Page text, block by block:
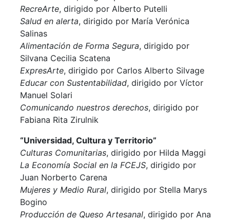
RecreArte, dirigido por Alberto Putelli
Salud en alerta, dirigido por María Verónica
Salinas
Alimentación de Forma Segura, dirigido por
Silvana Cecilia Scatena
ExpresArte, dirigido por Carlos Alberto Silvage
Educar con Sustentabilidad, dirigido por Víctor
Manuel Solari
Comunicando nuestros derechos, dirigido por
Fabiana Rita Zirulnik
“Universidad, Cultura y Territorio”
Culturas Comunitarias, dirigido por Hilda Maggi
La Economía Social en la FCEJS, dirigido por
Juan Norberto Carena
Mujeres y Medio Rural, dirigido por Stella Marys
Bogino
Producción de Queso Artesanal, dirigido por Ana